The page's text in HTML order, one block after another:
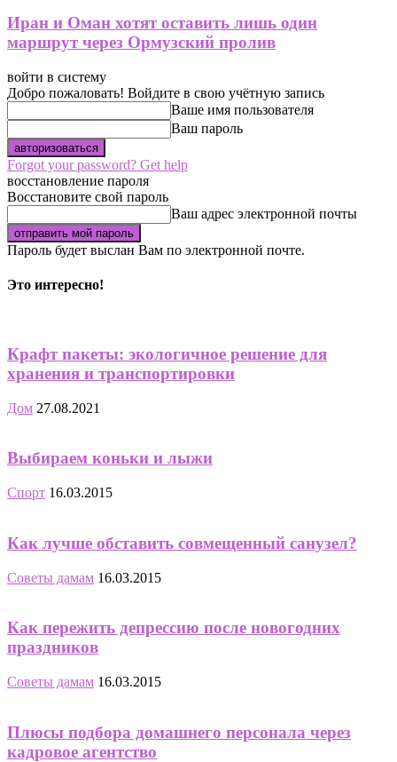
Иран и Оман хотят оставить лишь один
маршрут через Ормузский пролив
войти в систему
Добро пожаловать! Войдите в свою учётную запись
Ваше имя пользователя
Ваш пароль
Forgot your password? Get help
восстановление пароля
Восстановите свой пароль
Ваш адрес электронной почты
Пароль будет выслан Вам по электронной почте.
Это интересно!
Крафт пакеты: экологичное решение для
хранения и транспортировки
Дом 27.08.2021
Выбираем коньки и лыжи
Спорт 16.03.2015
Как лучше обставить совмещенный санузел?
Советы дамам 16.03.2015
Как пережить депрессию после новогодних
праздников
Советы дамам 16.03.2015
Плюсы подбора домашнего персонала через
кадровое агентство